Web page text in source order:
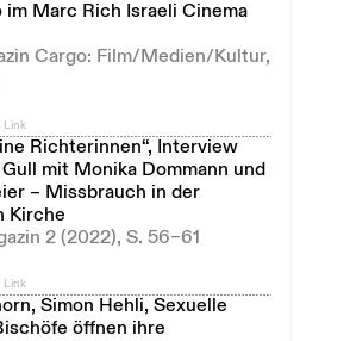
im Marc Rich Israeli Cinema
Cargo: Film/Medien/Kultur,
Richterinnen“, Interview
mit Monika Dommann und
– Missbrauch in der
Kirche
2 (2022), S. 56–61
Link
Simon Hehli, Sexuelle
öffnen ihre
Link